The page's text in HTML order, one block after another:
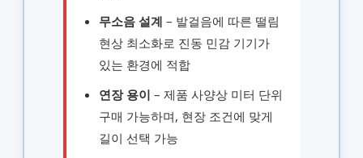
무소음 설계 – 발걸음에 따른 떨림
현상 최소화로 진동 민감 기기가
있는 환경에 적합
연장 용이 – 제품 사양상 미터 단위
구매 가능하며, 현장 조건에 맞게
길이 선택 가능